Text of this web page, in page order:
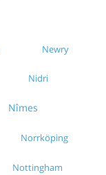
Newry
Nidri
Nîmes
Norrköping
Nottingham